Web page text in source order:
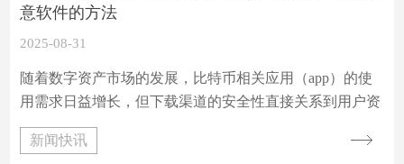
意软件的方法
2025-08-31
随着数字资产市场的发展，比特币相关应用（app）的使
用需求日益增长，但下载渠道的安全性直接关系到用户资
产安全。据 2024 年 3 月 cybersecurity 实验室发布的《数字
资产应用安全报告》显示，2023 年全球范围内伪装成比特
新闻快讯